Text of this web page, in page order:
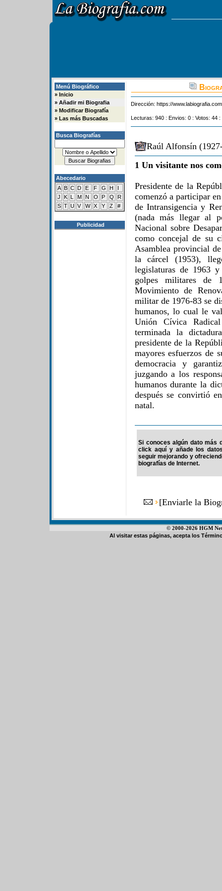
Menú Biográfico
» Inicio
» Añadir mi Biografia
» Modificar Biografía
» Las más Buscadas
Busca Biografías
Abecedario
A B C D E F G H
I
J
K L M N O P Q
R
S T U V W X Y Z #
Publicidad
Dirección: https://
Lecturas: 940 : Envios: 0 : Votos: 44
Raúl Alfonsín
1 Un visitante nos
Presidente de la
comenzó a participar
de Intransigencia y
(nada más llegar al
Nacional sobre
como concejal de su
Asamblea provincial
la cárcel (1953),
legislaturas de 1963
golpes militares
Movimiento de
militar de 1976-83 se
humanos, lo cual le
Unión Cívica
terminada la
presidente de la
mayores esfuerzos de
democracia y
juzgando a los
humanos durante la
después se convirtió
natal.
Si conoces algún dato más
click aquí y añade los
seguir mejorando y
biografías de Internet.
[Enviarle la
© 2000-2026 HGM
Al visitar estas páginas, acepta los